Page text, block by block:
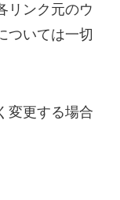
リンク元のウ
ついては一切
変更する場合